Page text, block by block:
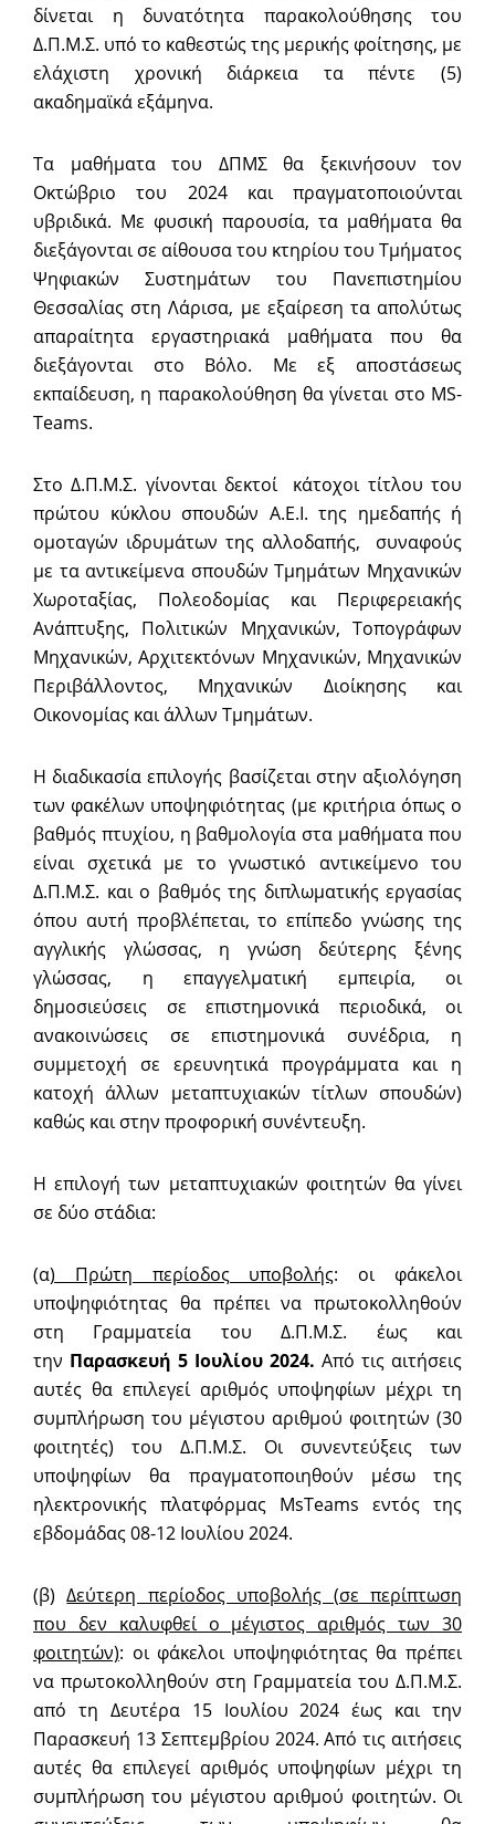
δίνεται η δυνατότητα παρακολούθησης του
Δ.Π.Μ.Σ. υπό το καθεστώς της μερικής φοίτησης, με
ελάχιστη χρονική διάρκεια τα πέντε (5)
ακαδημαϊκά εξάμηνα.
Τα μαθήματα του ΔΠΜΣ θα ξεκινήσουν τον
Οκτώβριο του 2024 και πραγματοποιούνται
υβριδικά. Με φυσική παρουσία, τα μαθήματα θα
διεξάγονται σε αίθουσα του κτηρίου του Τμήματος
Ψηφιακών Συστημάτων του Πανεπιστημίου
Θεσσαλίας στη Λάρισα, με εξαίρεση τα απολύτως
απαραίτητα εργαστηριακά μαθήματα που θα
διεξάγονται στο Βόλο. Με εξ αποστάσεως
εκπαίδευση, η παρακολούθηση θα γίνεται στο MS-
Teams.
Στο Δ.Π.Μ.Σ. γίνονται δεκτοί κάτοχοι τίτλου του
πρώτου κύκλου σπουδών Α.Ε.Ι. της ημεδαπής ή
ομοταγών ιδρυμάτων της αλλοδαπής, συναφούς
με τα αντικείμενα σπουδών Τμημάτων Μηχανικών
Χωροταξίας, Πολεοδομίας και Περιφερειακής
Ανάπτυξης, Πολιτικών Μηχανικών, Τοπογράφων
Μηχανικών, Αρχιτεκτόνων Μηχανικών, Μηχανικών
Περιβάλλοντος, Μηχανικών Διοίκησης και
Οικονομίας και άλλων Τμημάτων.
Η διαδικασία επιλογής βασίζεται στην αξιολόγηση
των φακέλων υποψηφιότητας (με κριτήρια όπως ο
βαθμός πτυχίου, η βαθμολογία στα μαθήματα που
είναι σχετικά με το γνωστικό αντικείμενο του
Δ.Π.Μ.Σ. και ο βαθμός της διπλωματικής εργασίας
όπου αυτή προβλέπεται, το επίπεδο γνώσης της
αγγλικής γλώσσας, η γνώση δεύτερης ξένης
γλώσσας, η επαγγελματική εμπειρία, οι
δημοσιεύσεις σε επιστημονικά περιοδικά, οι
ανακοινώσεις σε επιστημονικά συνέδρια, η
συμμετοχή σε ερευνητικά προγράμματα και η
κατοχή άλλων μεταπτυχιακών τίτλων σπουδών)
καθώς και στην προφορική συνέντευξη.
Η επιλογή των μεταπτυχιακών φοιτητών θα γίνει
σε δύο στάδια:
(α) Πρώτη περίοδος υποβολής: οι φάκελοι
υποψηφιότητας θα πρέπει να πρωτοκολληθούν
στη Γραμματεία του Δ.Π.Μ.Σ. έως και
την Παρασκευή 5 Ιουλίου 2024. Από τις αιτήσεις
αυτές θα επιλεγεί αριθμός υποψηφίων μέχρι τη
συμπλήρωση του μέγιστου αριθμού φοιτητών (30
φοιτητές) του Δ.Π.Μ.Σ. Οι συνεντεύξεις των
υποψηφίων θα πραγματοποιηθούν μέσω της
ηλεκτρονικής πλατφόρμας MsTeams εντός της
εβδομάδας 08-12 Ιουλίου 2024.
(β)Δεύτερη περίοδος υποβολής (σε περίπτωση
που δεν καλυφθεί ο μέγιστος αριθμός των 30
φοιτητών): οι φάκελοι υποψηφιότητας θα πρέπει
να πρωτοκολληθούν στη Γραμματεία του Δ.Π.Μ.Σ.
από τη Δευτέρα 15 Ιουλίου 2024 έως και την
Παρασκευή 13 Σεπτεμβρίου 2024. Από τις αιτήσεις
αυτές θα επιλεγεί αριθμός υποψηφίων μέχρι τη
συμπλήρωση του μέγιστου αριθμού φοιτητών. Οι